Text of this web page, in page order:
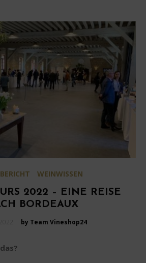
WEINWISSEN
2022 – EINE REISE
BORDEAUX
by Team Vineshop24